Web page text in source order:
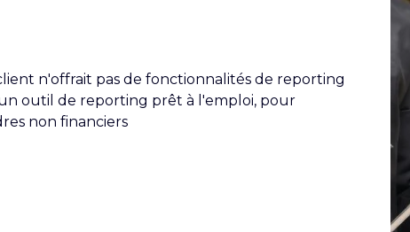
n'offrait pas de fonctionnalités de reporting
outil de reporting prêt à l'emploi, pour
non financiers